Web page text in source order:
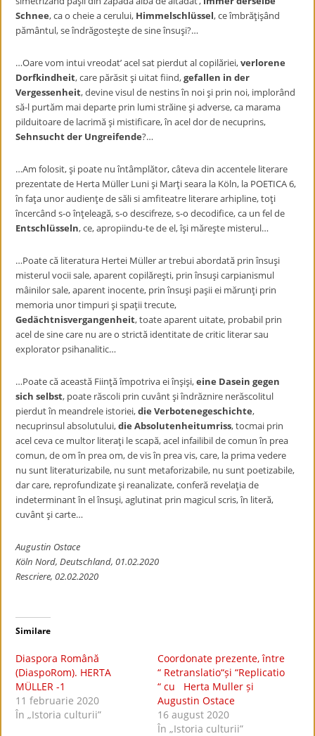
Schnee, ca o cheie a cerului, Himmelschlüssel, ce îmbrăţişând
pământul, se îndrăgosteşte de sine însuşi?…
…Oare vom intui vreodat’ acel sat pierdut al copilăriei,verlorene
Dorfkindheit, care părăsit şi uitat fiind,gefallen in der
Vergessenheit, devine visul de nestins în noi şi prin noi, implorând
să-l purtăm mai departe prin lumi străine şi adverse, ca marama
pilduitoare de lacrimă şi mistificare, în acel dor de necuprins,
Sehnsucht der Ungreifende?…
…Am folosit, şi poate nu întâmplător, câteva din accentele literare
prezentate de Herta Müller Luni şi Marţi seara la Köln, la POETICA 6,
în faţa unor audienţe de săli si amfiteatre literare arhipline, toţi
încercând s-o înţeleagă, s-o descifreze, s-o decodifice, ca un fel de
Entschlüsseln, ce, apropiindu-te de el, îşi măreşte misterul…
…Poate că literatura Hertei Müller ar trebui abordată prin însuşi
misterul vocii sale, aparent copilăreşti, prin însuşi carpianismul
mâinilor sale, aparent inocente, prin însuşi paşii ei mărunţi prin
memoria unor timpuri şi spaţii trecute,
Gedächtnisvergangenheit, toate aparent uitate, probabil prin
acel de sine care nu are o strictă identitate de critic literar sau
explorator psihanalitic…
…Poate că această Fiinţă împotriva ei înşişi,eine Dasein gegen
sich selbst, poate răscoli prin cuvânt şi îndrăznire nerăscolitul
pierdut în meandrele istoriei,die Verbotenegeschichte,
necuprinsul absolutului,die Absolutenheitumriss, tocmai prin
acel ceva ce multor literaţi le scapă, acel infailibil de comun în prea
comun, de om în prea om, de vis în prea vis, care, la prima vedere
nu sunt literaturizabile, nu sunt metaforizabile, nu sunt poetizabile,
dar care, reprofundizate şi reanalizate, conferă revelaţia de
indeterminant în el însuşi, aglutinat prin magicul scris, în literă,
cuvânt şi carte…
Augustin Ostace
Köln Nord, Deutschland, 01.02.2020
Rescriere, 02.02.2020
Similare
Diaspora Română
(DiaspoRom). HERTA
MÜLLER -1
11 februarie 2020
În „Istoria culturii”
Coordonate prezente, între
“ Retranslatio“și “Replicatio
“ cu Herta Muller și
Augustin Ostace
16 august 2020
În „Istoria culturii”